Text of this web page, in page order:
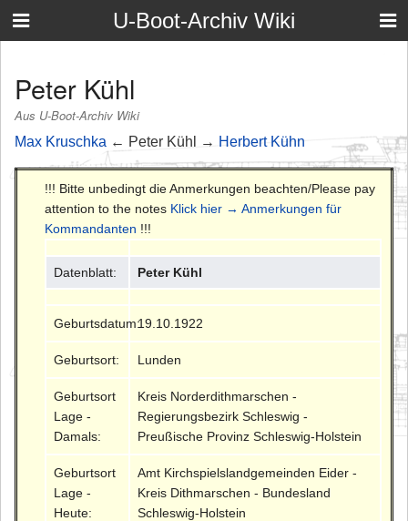
U-Boot-Archiv Wiki
Peter Kühl
Aus U-Boot-Archiv Wiki
Max Kruschka ← Peter Kühl → Herbert Kühn
!!! Bitte unbedingt die Anmerkungen beachten/Please pay
attention to the notes Klick hier → Anmerkungen für
Kommandanten !!!
Datenblatt: Peter Kühl
Geburtsdatum:19.10.1922
Geburtsort: Lunden
Geburtsort
Lage -
Damals:
Kreis Norderdithmarschen -
Regierungsbezirk Schleswig -
Preußische Provinz Schleswig-Holstein
Geburtsort
Lage -
Heute:
Amt Kirchspielslandgemeinden Eider -
Kreis Dithmarschen - Bundesland
Schleswig-Holstein